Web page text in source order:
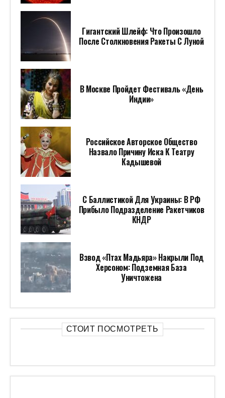
Гигантский Шлейф: Что Произошло
После Столкновения Ракеты С Луной
В Москве Пройдет Фестиваль «День
Индии»
Российское Авторское Общество
Назвало Причину Иска К Театру
Кадышевой
С Баллистикой Для Украины: В РФ
Прибыло Подразделение Ракетчиков
КНДР
Взвод «Птах Мадьяра» Накрыли Под
Херсоном: Подземная База
Уничтожена
СТОИТ ПОСМОТРЕТЬ